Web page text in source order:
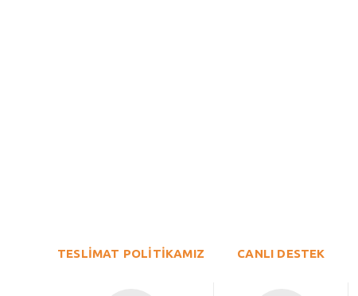
Ürün açıklamasında eksik bilgiler bulunuyor.
TESLİMAT POLİTİKAMIZ CANLI DESTEK